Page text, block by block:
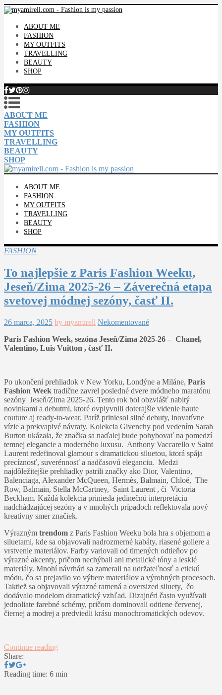
ABOUT ME
FASHION
MY OUTFITS
TRAVELLING
BEAUTY
SHOP
ABOUT ME
FASHION
MY OUTFITS
TRAVELLING
BEAUTY
SHOP
ABOUT ME
FASHION
MY OUTFITS
TRAVELLING
BEAUTY
SHOP
FASHION
To najlepšie z Paris Fashion Weeku,
Jeseň/Zima 2025-26 – Záverečná etapa
svetovej módnej sezóny, časť II.
26 marca, 2025 by myamirell Nekomentované
Paris Fashion Week, sezóna Jeseň/Zima 2025-26 – Chanel,
Valentino, Luis Vuitton , časť II.
Po ukončení prehliadok v New Yorku, Londýne a Miláne, Paris
Fashion Week tradične zavrel posledné dvere módneho maratónu
sezóny Jeseň/Zima 2025-26. Tento rok bol obzvlášť nabitý
novinkami a debutmi, ktoré ovplyvnili doterajšie videnie haute
couture aj ready-to-wear. Paríž priniesol silné debuty, inovatívne
vízie a prekvapivé návraty. Kolekcia Givenchy pod vedením Sarah
Burton ukázala, že značka sa naďalej bude pohybovať na pomedzí
temnej elegancie a moderného luxusu. Anthony Vaccarello v Saint
Laurent redefinoval glamour s dramatickou siluetou, ktorá spája
precíznosť, suverénnosť a nadčasovú eleganciu. Medzi
najdôležitejšie prehliadky patrili značky ako Dior, Valentino,
Balenciaga, Alexander McQueen, Hermès, Balmain, Chloé, The
Row, Balmain, Stella McCartney, Saint Laurent , či Victoria
Beckham. Každá kolekcia priniesla jedinečnú interpretáciu
nadchádzajúcej sezóny a v mnohých prípadoch reflektovala nový
kreatívny smer značiek.
Výrazným trendom z Paris Fashion Weeku bola hra s objemom a
siluetami, kde sa objavovali nadrozmerné kabáty, riasené goliere a
vrstvenie materiálov. Farby variovali od tlmených odtieňov po
výrazné akcenty, pričom nechýbali ani metalické tóny a lesklé
materiály. Mnohí návrhári sa zamerali na udržateľnosť a etickú
módu, čo sa prejavilo vo výbere materiálov a výrobných procesoch.​
Taktiež sa objavovali výrazné ramená a oversized siluety, čo
dodávalo modelom dramatický vzhľad. Dizajnéri často využívali
jednoliate farebné schémy, pričom dominovali odtiene červenej,
čiernej a modrej a predviedli krásu monochromatických odevov.
Continue reading
Share:
Reading time: 6 min